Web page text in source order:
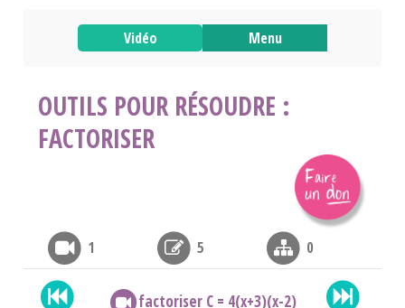
Vidéo Menu
OUTILS POUR RÉSOUDRE :
FACTORISER
1 5 0
factoriser C = 4(x+3)(x-2)